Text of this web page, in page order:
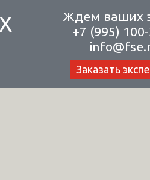
Ждем ваших
+7 (995)
Заказать